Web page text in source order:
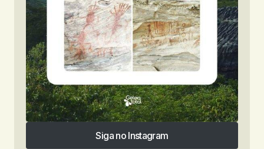
Siga no Instagram